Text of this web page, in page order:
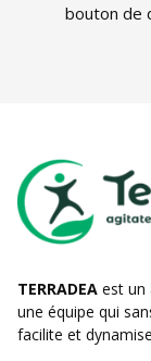
bouton de
TERRADEA est un
une équipe qui
facilite et